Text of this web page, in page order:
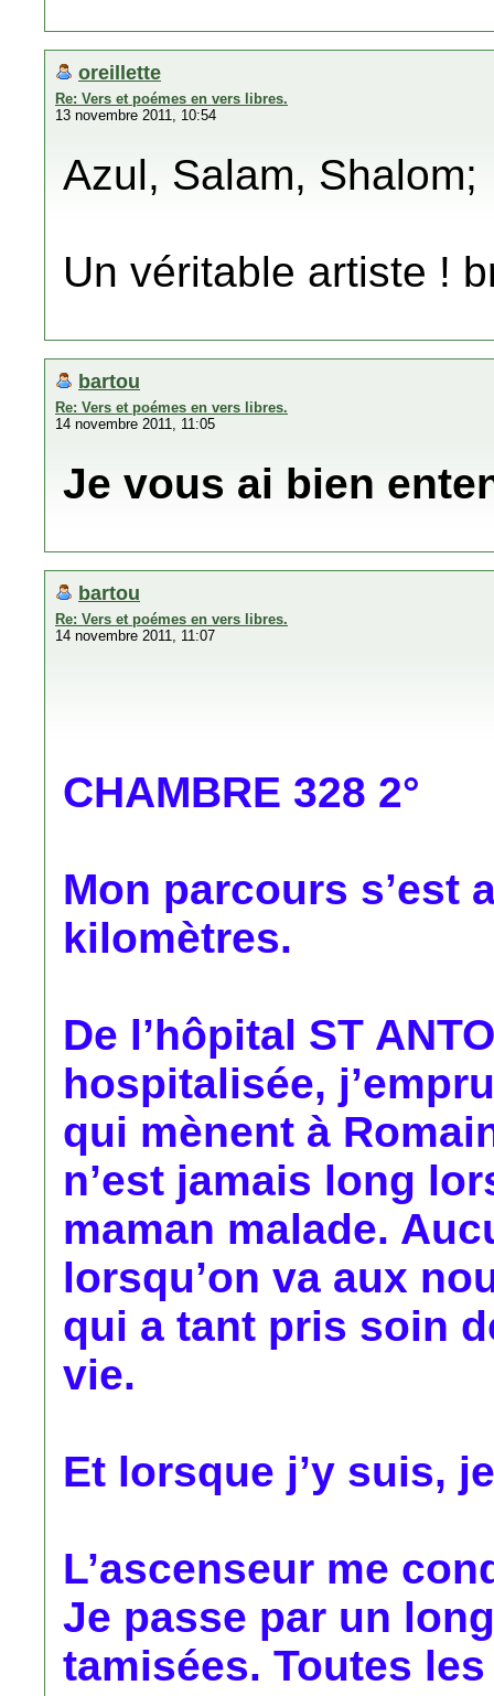
oreillette
Re: Vers et poémes en vers libres.
13 novembre 2011, 10:54
Azul, Salam, Shalom;
Un véritable artiste !
bartou
Re: Vers et poémes en vers libres.
14 novembre 2011, 11:05
Je vous ai bien
bartou
Re: Vers et poémes en vers libres.
14 novembre 2011, 11:07
CHAMBRE 328 2°
Mon parcours s’est
kilomètres.
De l’hôpital ST
hospitalisée,
qui mènent à
n’est jamais long
maman malade.
lorsqu’on va aux
qui a tant pris soin
vie.
Et lorsque j’y suis,
L’ascenseur me
Je passe par un
tamisées. Toutes